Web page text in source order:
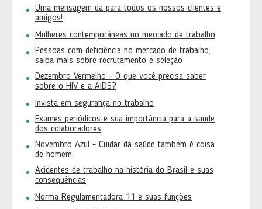
Uma mensagem da para todos os nossos clientes e
amigos!
Mulheres contemporâneas no mercado de trabalho
Pessoas com deficiência no mercado de trabalho,
saiba mais sobre recrutamento e seleção
Dezembro Vermelho - O que você precisa saber
sobre o HIV e a AIDS?
Invista em segurança no trabalho
Exames periódicos e sua importância para a saúde
dos colaboradores
Novembro Azul - Cuidar da saúde também é coisa
de homem
Acidentes de trabalho na história do Brasil e suas
consequências
Norma Regulamentadora 11 e suas funções